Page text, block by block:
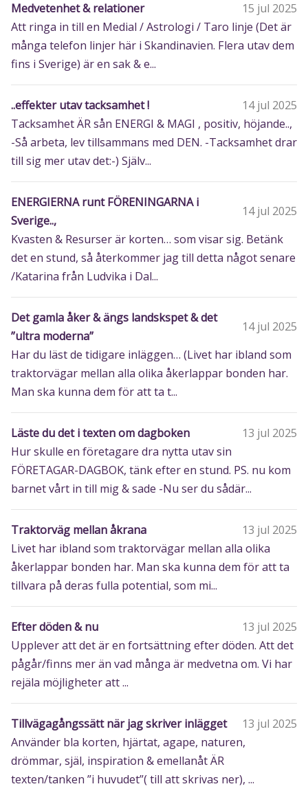
Medvetenhet & relationer
15 jul 2025
Att ringa in till en Medial / Astrologi / Taro linje (Det är
många telefon linjer här i Skandinavien. Flera utav dem
fins i Sverige) är en sak & e...
..effekter utav tacksamhet !
14 jul 2025
Tacksamhet ÄR sån ENERGI & MAGI , positiv, höjande..,
-Så arbeta, lev tillsammans med DEN. -Tacksamhet drar
till sig mer utav det:-) Själv...
ENERGIERNA runt FÖRENINGARNA i
Sverige..,
14 jul 2025
Kvasten & Resurser är korten… som visar sig. Betänk
det en stund, så återkommer jag till detta något senare
/Katarina från Ludvika i Dal...
Det gamla åker & ängs landskspet & det
”ultra moderna”
14 jul 2025
Har du läst de tidigare inläggen… (Livet har ibland som
traktorvägar mellan alla olika åkerlappar bonden har.
Man ska kunna dem för att ta t...
Läste du det i texten om dagboken
13 jul 2025
Hur skulle en företagare dra nytta utav sin
FÖRETAGAR-DAGBOK, tänk efter en stund. PS. nu kom
barnet vårt in till mig & sade -Nu ser du sådär...
Traktorväg mellan åkrana
13 jul 2025
Livet har ibland som traktorvägar mellan alla olika
åkerlappar bonden har. Man ska kunna dem för att ta
tillvara på deras fulla potential, som mi...
Efter döden & nu
13 jul 2025
Upplever att det är en fortsättning efter döden. Att det
pågår/finns mer än vad många är medvetna om. Vi har
rejäla möjligheter att ...
Tillvägagångssätt när jag skriver inlägget
13 jul 2025
Använder bla korten, hjärtat, agape, naturen,
drömmar, själ, inspiration & emellanåt ÄR
texten/tanken ”i huvudet”( till att skrivas ner), ...